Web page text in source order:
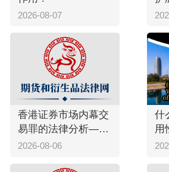
2026-08-07
——
案
香港证券市场内幕交
易罪的法律分析——
以黄某案为例
2026-08-06
什
用